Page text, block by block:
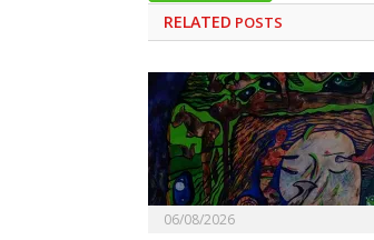
RELATED POSTS
06/08/2026